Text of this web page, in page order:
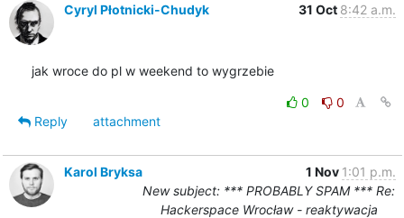
Cyryl Płotnicki-Chudyk 31 Oct 8:42 a.m.
jak wroce do pl w weekend to wygrzebie
0
0
Reply
attachment
Karol Bryksa 1 Nov 1:01 p.m.
New subject: *** PROBABLY SPAM *** Re:
Hackerspace Wrocław - reaktywacja